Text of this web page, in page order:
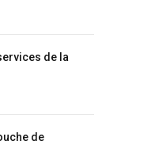
de la
de